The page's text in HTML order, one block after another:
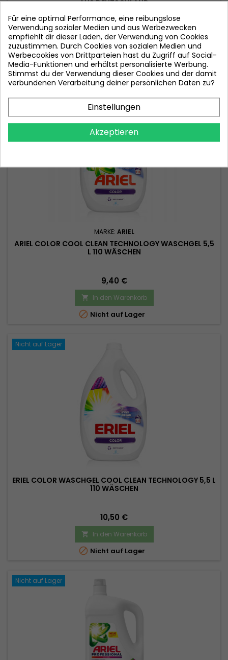
AUS DEUTSCHLAND
Preis
15,00 €
 In den Warenkorb
 Nicht auf Lager
MARKE: ARIEL
ARIEL COLOR COOL CLEAN TECHNOLOGY WASCHGEL 5,5
L 110 WÄSCHEN
Preis
9,40 €
 In den Warenkorb
 Nicht auf Lager
Nicht auf Lager
ERIEL COLOR WASCHGEL COOL CLEAN TECHNOLOGY 5,5 L
110 WÄSCHEN
Preis
10,50 €
 In den Warenkorb
 Nicht auf Lager
Nicht auf Lager
Für eine optimal Performance, eine reibungslose
Verwendung sozialer Medien und aus Werbezwecken
empfiehlt dir dieser Laden, der Verwendung von Cookies
zuzustimmen. Durch Cookies von sozialen Medien und
Werbecookies von Drittparteien hast du Zugriff auf Social-
Media-Funktionen und erhältst personalisierte Werbung.
Stimmst du der Verwendung dieser Cookies und der damit
verbundenen Verarbeitung deiner persönlichen Daten zu?
Einstellungen
Akzeptieren